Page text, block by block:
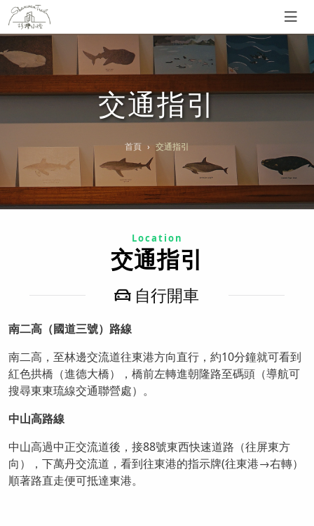
交通指引
首頁 交通指引
Location
交通指引
自行開車
南二高（國道三號）路線
南二高，至林邊交流道往東港方向直行，約10分鐘就可看到
紅色拱橋（進德大橋），橋前左轉進朝隆路至碼頭（導航可
搜尋東東琉線交通聯營處）。
中山高路線
中山高過中正交流道後，接88號東西快速道路（往屏東方
向），下萬丹交流道，看到往東港的指示牌(往東港→右轉）
順著路直走便可抵達東港。